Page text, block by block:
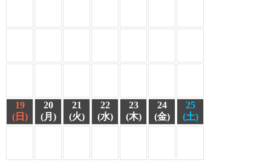
19
(日)
20
(月)
21
(火)
22
(水)
23
(木)
24
(金)
25
(土)